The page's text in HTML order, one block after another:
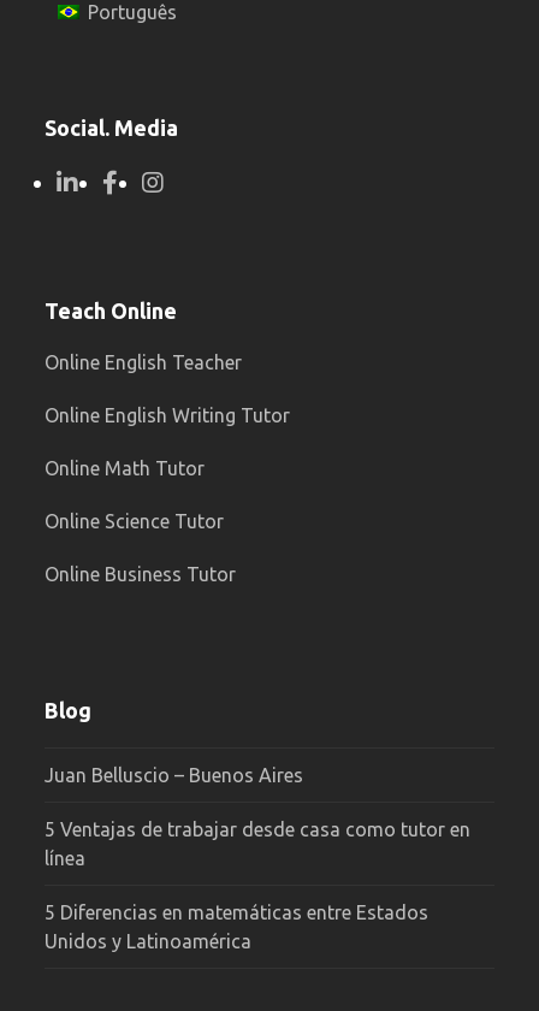
Português
Social. Media
Teach Online
Online English Teacher
Online English Writing Tutor
Online Math Tutor
Online Science Tutor
Online Business Tutor
Blog
Juan Belluscio – Buenos Aires
5 Ventajas de trabajar desde casa como tutor en
línea
5 Diferencias en matemáticas entre Estados
Unidos y Latinoamérica